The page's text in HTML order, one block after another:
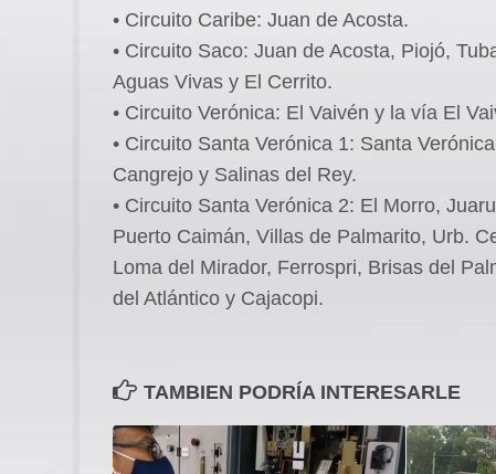
• Circuito Caribe: Juan de Acosta.
• Circuito Saco: Juan de Acosta, Piojó,
Aguas Vivas y El Cerrito.
• Circuito Verónica: El Vaivén y la vía El
• Circuito Santa Verónica 1: Santa
Cangrejo y Salinas del Rey.
• Circuito Santa Verónica 2: El Morro,
Puerto Caimán, Villas de Palmarito, Urb.
Loma del Mirador, Ferrospri, Brisas del
del Atlántico y Cajacopi.
TAMBIEN PODRÍA INTERESARLE